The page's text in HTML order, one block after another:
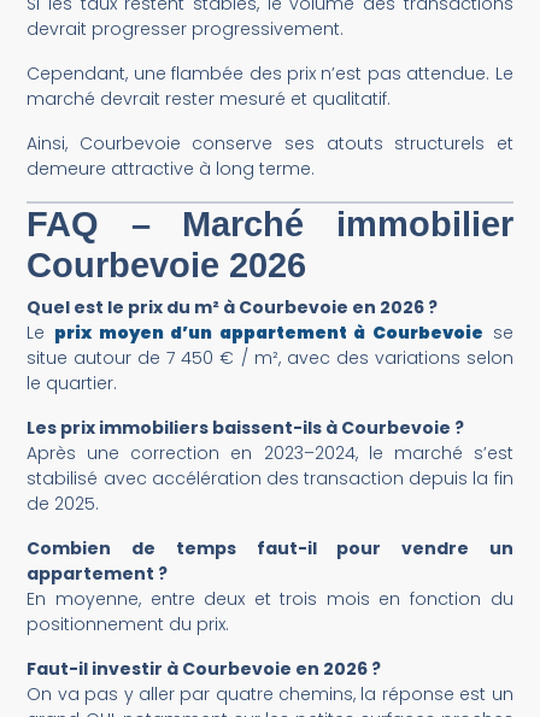
devrait progresser progressivement.
Cependant, une flambée des prix n’est pas attendue. Le
marché devrait rester mesuré et qualitatif.
Ainsi, Courbevoie conserve ses atouts structurels et
demeure attractive à long terme.
FAQ – Marché immobilier
Courbevoie 2026
Quel est le prix du m² à Courbevoie en 2026 ?
Le prix moyen d’un appartement à Courbevoie se
situe autour de 7 450 € / m², avec des variations selon
le quartier.
Les prix immobiliers baissent-ils à Courbevoie ?
Après une correction en 2023–2024, le marché s’est
stabilisé avec accélération des transaction depuis la fin
de 2025.
Combien de temps faut-il pour vendre un
appartement ?
En moyenne, entre deux et trois mois en fonction du
positionnement du prix.
Faut-il investir à Courbevoie en 2026 ?
On va pas y aller par quatre chemins, la réponse est un